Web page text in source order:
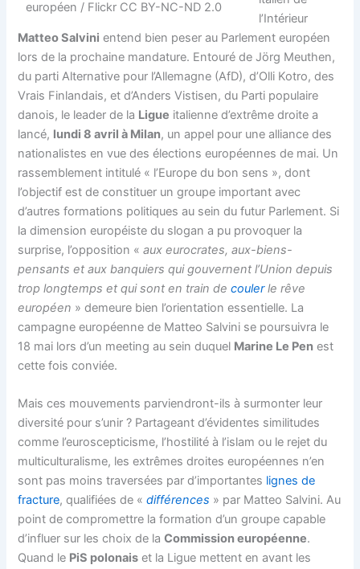
l’Intérieur
Matteo Salvini entend bien peser au Parlement européen
lors de la prochaine mandature. Entouré de Jörg Meuthen,
du parti Alternative pour l’Allemagne (AfD), d’Olli Kotro, des
Vrais Finlandais, et d’Anders Vistisen, du Parti populaire
danois, le leader de la Ligue italienne d’extrême droite a
lancé, lundi 8 avril à Milan, un appel pour une alliance des
nationalistes en vue des élections européennes de mai. Un
rassemblement intitulé « l’Europe du bon sens », dont
l’objectif est de constituer un groupe important avec
d’autres formations politiques au sein du futur Parlement. Si
la dimension européiste du slogan a pu provoquer la
surprise, l’opposition «aux eurocrates, aux-biens-
pensants et aux banquiers qui gouvernent l’Union depuis
trop longtemps et qui sont en train decoulerle rêve
européen » demeure bien l’orientation essentielle. La
campagne européenne de Matteo Salvini se poursuivra le
18 mai lors d’un meeting au sein duquel Marine Le Pen est
cette fois conviée.
Mais ces mouvements parviendront-ils à surmonter leur
diversité pour s’unir ? Partageant d’évidentes similitudes
comme l’euroscepticisme, l’hostilité à l’islam ou le rejet du
multiculturalisme, les extrêmes droites européennes n’en
sont pas moins traversées par d’importantes lignes de
fracture, qualifiées de «différences » par Matteo Salvini. Au
point de compromettre la formation d’un groupe capable
d’influer sur les choix de laCommission européenne.
Quand le PiS polonais et la Ligue mettent en avant les